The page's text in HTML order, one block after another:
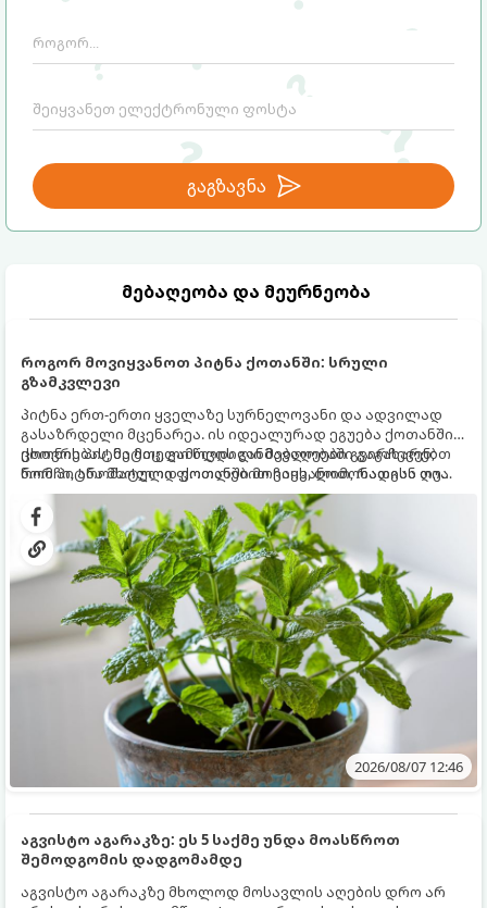
გაგზავნა
მებაღეობა და მეურნეობა
როგორ მოვიყვანოთ პიტნა ქოთანში: სრული
გზამკვლევი
პიტნა ერთ-ერთი ყველაზე სურნელოვანი და ადვილად
გასაზრდელი მცენარეა. ის იდეალურად ეგუება ქოთანში
ცხოვრებას, მეტიც, გამოცდილი მებაღეები გვირჩევენ,
რომ პიტნა მხოლოდ ქოთანში მოვიყვანოთ, რადგან ღია
გრუნტში (ბაღში) დარგვისას ის ფესვებით ძალიან
სწრაფად ვრცელდება და სხვა მცენარეებს ავიწროებს.
ქოთნის პიტნა მთელი წლის განმავლობაში გაგახარებთ
ნორჩი, არომატული ფოთლებით ჩაის, ლიმონათისა თუ
კერძებისთვის.
2026/08/07 12:46
აგვისტო აგარაკზე: ეს 5 საქმე უნდა მოასწროთ
შემოდგომის დადგომამდე
აგვისტო აგარაკზე მხოლოდ მოსავლის აღების დრო არ